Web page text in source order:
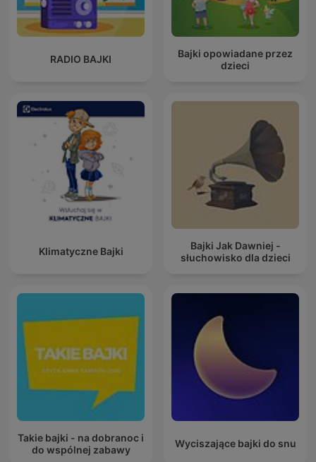
RADIO BAJKI
Bajki opowiadane przez
dzieci
Klimatyczne Bajki
Bajki Jak Dawniej -
słuchowisko dla dzieci
Takie bajki - na dobranoc i
do wspólnej zabawy
Wyciszające bajki do snu